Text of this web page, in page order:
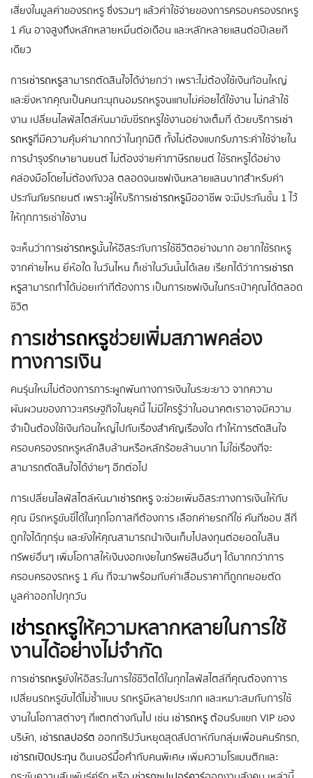
เสี่ยงในมูลค่าของรถหรู ซึ่งรวมๆ แล้วค่าใช้จ่ายของการครอบครองรถหรู
1 คัน อาจสูงถึงหลักหลายหมื่นต่อเดือน และหลักหลายแสนต่อปีเลยที
เดียว
การเช่ารถหรูสามารถตัดสินใจได้ง่ายกว่า เพราะไม่ต้องใช้เงินก้อนใหญ่
และยิ่งหากคุณเป็นคนทะนุถนอมรถหรูจนแทบไม่ค่อยได้ใช้งาน ไม่กล้าใช้
งาน เปลี่ยนไลฟ์สไตล์หันมาขับขี่รถหรูใช้งานอย่างเต็มที่ ด้วยบริการเช่า
รถหรูที่มีความคุ้มค่ามากกว่าในทุกมิติ ทั้งไม่ต้องแบกรับภาระค่าใช้จ่ายใน
การบำรุงรักษายานยนต์ ไม่ต้องจ่ายค่าภาษีรถยนต์ ใช้รถหรูได้อย่าง
คล่องมือโดยไม่ต้องกังวล ตลอดจนเซฟเงินหลายแสนบาทสำหรับค่า
ประกันภัยรถยนต์ เพราะผู้ให้บริการเช่ารถหรูมืออาชีพ จะมีประกันชั้น 1 ไว้
ให้ทุกการเช่าใช้งาน
จะเห็นว่าการเช่ารถหรูนั้นให้อิสระกับการใช้ชีวิตอย่างมาก อยากใช้รถหรู
จากค่ายไหน ยี่ห้อใด ในวันไหน ก็เช่าในวันนั้นได้เลย เรียกได้ว่าการเช่ารถ
หรูสามารถทำได้บ่อยเท่าที่ต้องการ เป็นการเซฟเงินในกระเป๋าคุณได้ตลอด
ชีวิต
การเช่ารถหรูช่วยเพิ่มสภาพคล่อง
ทางการเงิน
คนรุ่นใหม่ไม่ต้องการภาระผูกพันทางการเงินในระยะยาว จากความ
ผันผวนของภาวะเศรษฐกิจในยุคนี้ ไม่มีใครรู้ว่าในอนาคตเราอาจมีความ
จำเป็นต้องใช้เงินก้อนใหญ่ไปกับเรื่องสำคัญเรื่องใด ทำให้การตัดสินใจ
ครอบครองรถหรูหลักสิบล้านหรือหลักร้อยล้านบาท ไม่ใช่เรื่องที่จะ
สามารถตัดสินใจได้ง่ายๆ อีกต่อไป
การเปลี่ยนไลฟ์สไตล์หันมาเช่ารถหรูจะช่วยเพิ่มอิสระทางการเงินให้กับ
คุณ มีรถหรูขับขี่ได้ในทุกโอกาสที่ต้องการ เลือกค่ายรถที่ใช่ คันที่ชอบ สีที่
ถูกใจได้ทุกรุ่น และยังให้คุณสามารถนำเงินเก็บไปลงทุนต่อยอดในสิน
ทรัพย์อื่นๆ เพิ่มโอกาสให้เงินงอกเงยในทรัพย์สินอื่นๆ ได้มากกว่าการ
ครอบครองรถหรู 1 คัน ที่จะมาพร้อมกับค่าเสื่อมราคาที่ถูกทยอยตัด
มูลค่าออกไปทุกวัน
เช่ารถหรูให้ความหลากหลายในการใช้
งานได้อย่างไม่จำกัด
การเช่ารถหรูยังให้อิสระในการใช้ชีวิตได้ในทุกไลฟ์สไตล์ที่คุณต้องกาาร
เปลี่ยนรถหรูขับได้ไม่ซ้ำแบบ รถหรูมีหลายประเภท และเหมาะสมกับการใช้
งานในโอกาสต่างๆ ที่แตกต่างกันไป เช่น เช่ารถหรูต้อนรับแขก VIP ของ
บริษัท, เช่ารถสปอร์ต ออกทริปวันหยุดสุดสัปดาห์กับกลุ่มเพื่อนคนรักรถ,
เช่ารถเปิดประทุน ดินเนอร์มื้อค่ำกับคนพิเศษ เพิ่มความโรแมนติกและ